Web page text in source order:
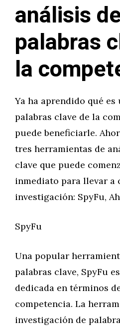
análisis
palabras
la
Ya ha aprendido qué es
palabras clave de la
puede beneficiarle.
tres herramientas de
clave que puede
inmediato para llevar a
investigación: SpyFu,
SpyFu
Una popular
palabras clave, SpyFu
dedicada en términos
competencia. La
investigación de